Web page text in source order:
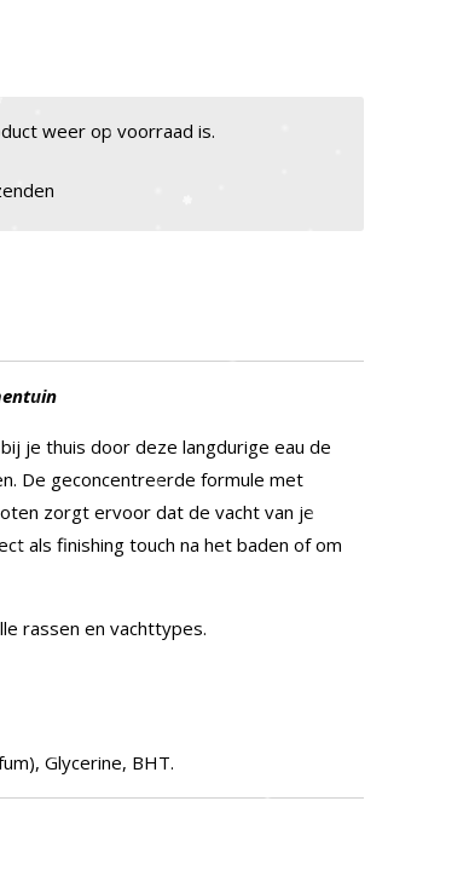
weer op voorraad is.
je thuis door deze langdurige eau de
De geconcentreerde formule met
zorgt ervoor dat de vacht van je
als finishing touch na het baden of om
rassen en vachttypes.
Glycerine, BHT.